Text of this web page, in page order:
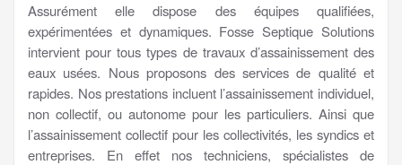
Assurément elle dispose des équipes qualifiées,
expérimentées et dynamiques. Fosse Septique Solutions
intervient pour tous types de travaux d’assainissement des
eaux usées. Nous proposons des services de qualité et
rapides. Nos prestations incluent l’assainissement individuel,
non collectif, ou autonome pour les particuliers. Ainsi que
l’assainissement collectif pour les collectivités, les syndics et
entreprises. En effet nos techniciens, spécialistes de